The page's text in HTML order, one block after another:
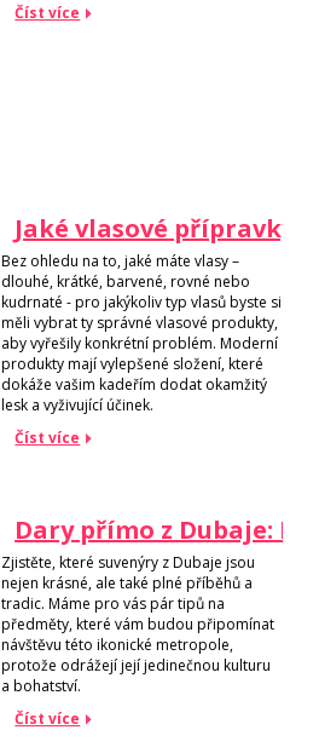
Číst více
Jaké vlasové přípravky
Bez ohledu na to, jaké máte vlasy –
dlouhé, krátké, barvené, rovné nebo
kudrnaté - pro jakýkoliv typ vlasů byste si
měli vybrat ty správné vlasové produkty,
aby vyřešily konkrétní problém. Moderní
produkty mají vylepšené složení, které
dokáže vašim kadeřím dodat okamžitý
lesk a vyživující účinek.
Číst více
Dary přímo z Dubaje:
Zjistěte, které suvenýry z Dubaje jsou
nejen krásné, ale také plné příběhů a
tradic. Máme pro vás pár tipů na
předměty, které vám budou připomínat
návštěvu této ikonické metropole,
protože odrážejí její jedinečnou kulturu
a bohatství.
Číst více